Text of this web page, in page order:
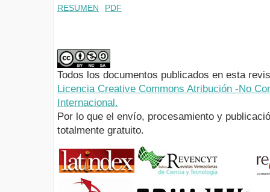
RESUMEN PDF
Todos los documentos publicados en esta
Licencia Creative Commons Atribución -No
Internacional.
Por lo que el envío, procesamiento y
totalmente gratuito.